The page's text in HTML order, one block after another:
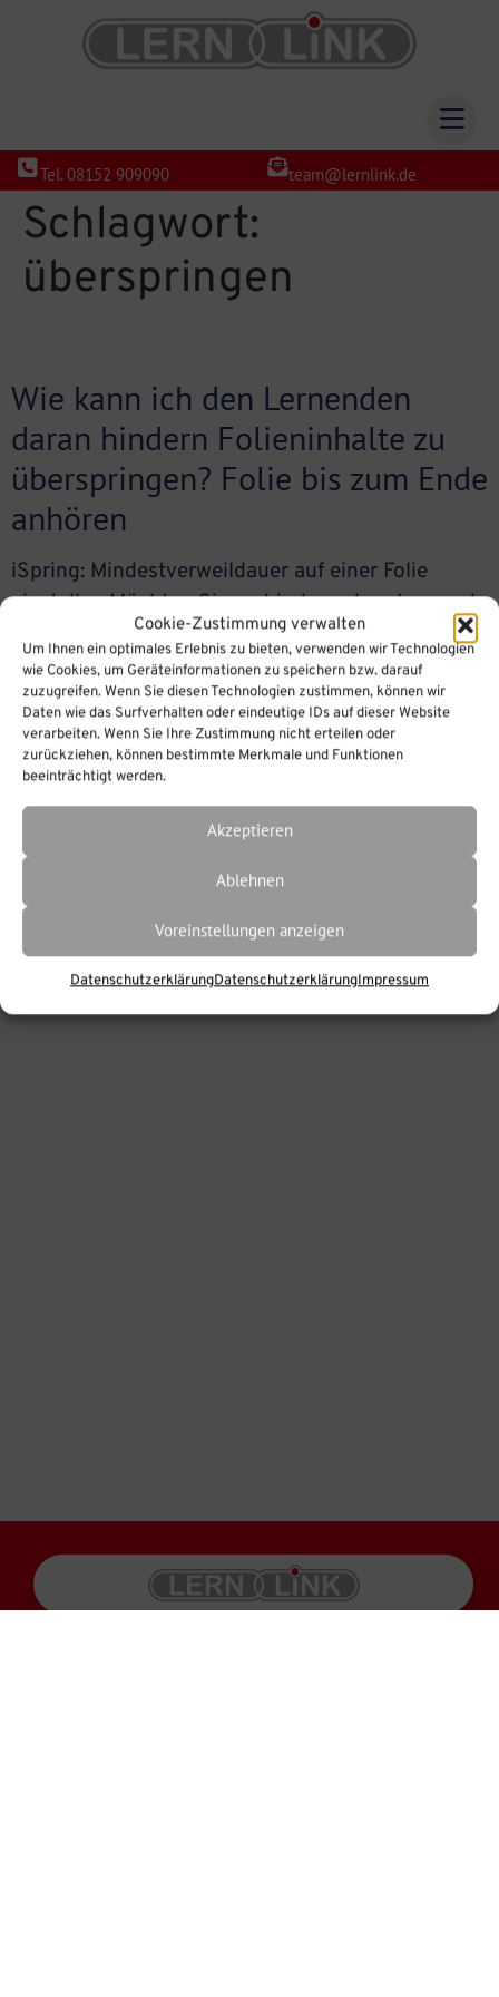
Cookie-Zustimmung verwalten
Um Ihnen ein optimales Erlebnis zu bieten, verwenden wir Technologien
wie Cookies, um Geräteinformationen zu speichern bzw. darauf
zuzugreifen. Wenn Sie diesen Technologien zustimmen, können wir
Daten wie das Surfverhalten oder eindeutige IDs auf dieser Website
verarbeiten. Wenn Sie Ihre Zustimmung nicht erteilen oder
zurückziehen, können bestimmte Merkmale und Funktionen
beeinträchtigt werden.
Akzeptieren
Ablehnen
Voreinstellungen anzeigen
DatenschutzerklärungDatenschutzerklärungImpressum
Tel. 08152 909090 team@lernlink.de
Schlagwort:
überspringen
Wie kann ich den Lernenden
daran hindern Folieninhalte zu
überspringen? Folie bis zum Ende
anhören
iSpring: Mindestverweildauer auf einer Folie
einstellen Möchten Sie verhindern, dass Lernende
einfach durch Ihre Präsentation klicken, ohne die
Inhalte wirklich wahrzunehmen? iSpring Suite
bietet eine elegante Möglichkeit, die Navigation
zu sperren – zum Beispiel für eine bestimmte
Anzahl von Sekunden oder solange, bis ein Audio
vollständig abgespielt wurde. In diesem Artikel
zeigen wir Ihnen Schritt […]